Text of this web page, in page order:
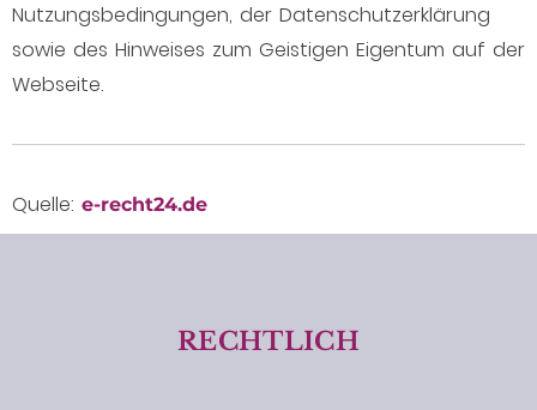
Nutzungsbedingungen, der Datenschutzerklärung
sowie des Hinweises zum Geistigen Eigentum auf der
Webseite.
Quelle: e-recht24.de
RECHTLICH